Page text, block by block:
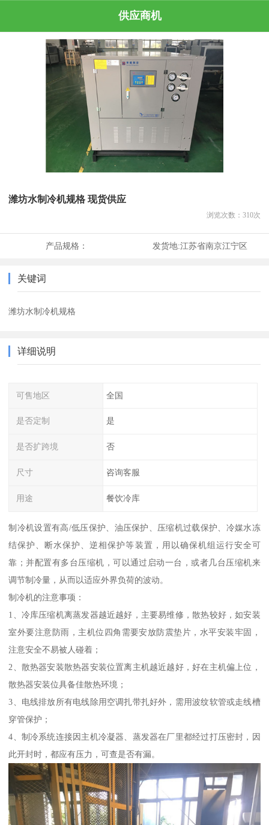
供应商机
潍坊水制冷机规格 现货供应
浏览次数： 310次
产品规格： 发货地:江苏省南京江宁区
关键词
潍坊水制冷机规格
详细说明
可售地区 全国
是否定制 是
是否扩跨境 否
尺寸 咨询客服
用途 餐饮冷库
制冷机设置有高/低压保护、油压保护、压缩机过载保护、冷媒水冻
结保护、断水保护、逆相保护等装置，用以确保机组运行安全可
靠；并配置有多台压缩机，可以通过启动一台，或者几台压缩机来
调节制冷量，从而以适应外界负荷的波动。
制冷机的注意事项：
1、冷库压缩机离蒸发器越近越好，主要易维修，散热较好，如安装
室外要注意防雨，主机位四角需要安放防震垫片，水平安装牢固，
注意安全不易被人碰着；
2、散热器安装散热器安装位置离主机越近越好，好在主机偏上位，
散热器安装位具备佳散热环境；
3、电线排放所有电线除用空调扎带扎好外，需用波纹软管或走线槽
穿管保护；
4、制冷系统连接因主机冷凝器、蒸发器在厂里都经过打压密封，因
此开封时，都应有压力，可查是否有漏。